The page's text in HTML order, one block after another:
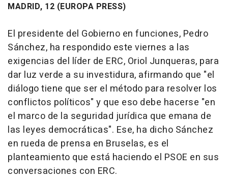
MADRID, 12 (EUROPA PRESS)
El presidente del Gobierno en funciones, Pedro
Sánchez, ha respondido este viernes a las
exigencias del líder de ERC, Oriol Junqueras, para
dar luz verde a su investidura, afirmando que "el
diálogo tiene que ser el método para resolver los
conflictos políticos" y que eso debe hacerse "en
el marco de la seguridad jurídica que emana de
las leyes democráticas". Ese, ha dicho Sánchez
en rueda de prensa en Bruselas, es el
planteamiento que está haciendo el PSOE en sus
conversaciones con ERC.